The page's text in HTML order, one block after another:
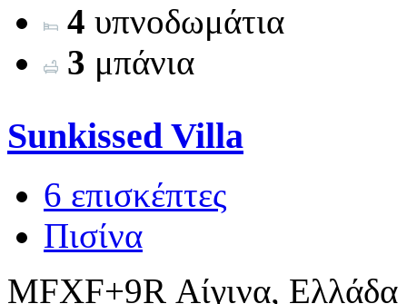
4 υπνοδωμάτια
3 μπάνια
Sunkissed Villa
6 επισκέπτες
Πισίνα
MFXF+9R Αίγινα, Ελλάδα